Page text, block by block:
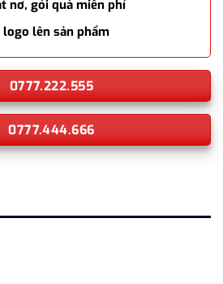
nơ, gói quà miễn phí
lên sản phẩm
0777.222.555
0777.444.666